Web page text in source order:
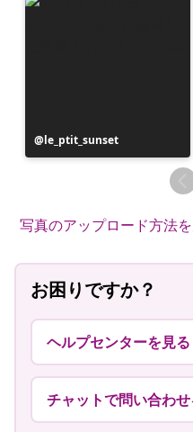
投
稿
le_ptit_sunset
写真のアップロード方法
お困りですか？
ヘルプセンターを見る
チャットで問い合わせ